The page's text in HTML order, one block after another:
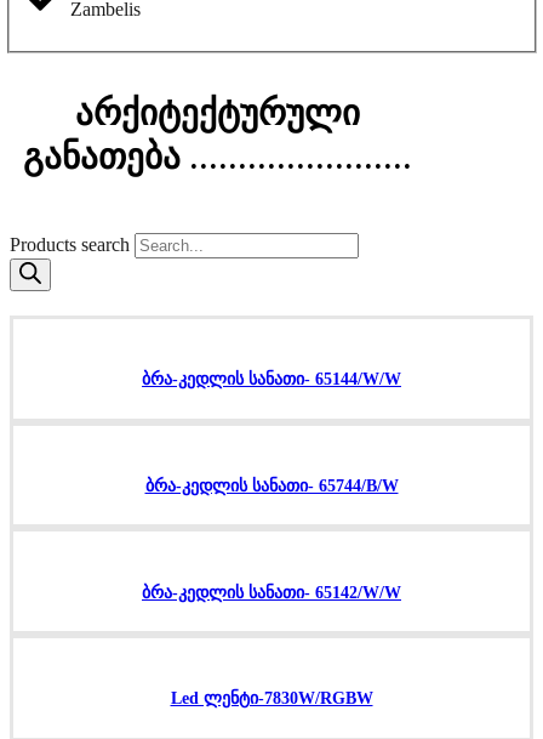
Zambelis
არქიტექტურული
განათება .......................
Products search
ბრა-კედლის სანათი- 65144/W/W
ბრა-კედლის სანათი- 65744/B/W
ბრა-კედლის სანათი- 65142/W/W
Led ლენტი-7830W/RGBW